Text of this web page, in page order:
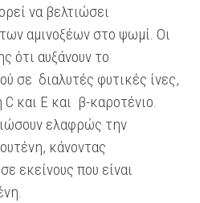
να βελτιώσει
αμινοξέων στο ψωμί. Οι
ότι αυξάνουν το
σε διαλυτές φυτικές ίνες,
C και Ε και β-καροτένιο.
ελαφρώς την
κάνοντας
εκείνους που είναι